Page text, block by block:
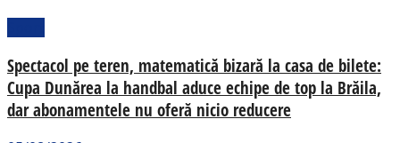
Spectacol pe teren, matematică bizară la casa de bilete:
Cupa Dunărea la handbal aduce echipe de top la Brăila,
dar abonamentele nu oferă nicio reducere